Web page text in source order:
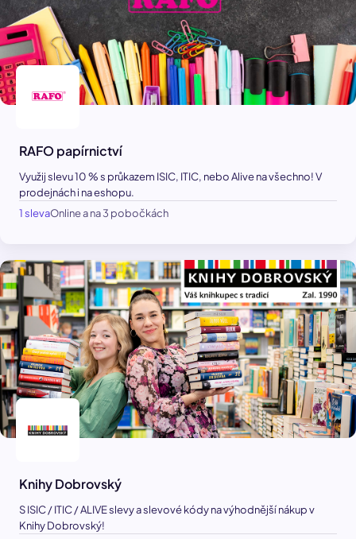
RAFO papírnictví
Využij slevu 10 % s průkazem ISIC, ITIC, nebo Alive na všechno! V
prodejnách i na eshopu.
1 slevaOnline a na 3 pobočkách
Knihy Dobrovský
S ISIC / ITIC / ALIVE slevy a slevové kódy na výhodnější nákup v
Knihy Dobrovský!